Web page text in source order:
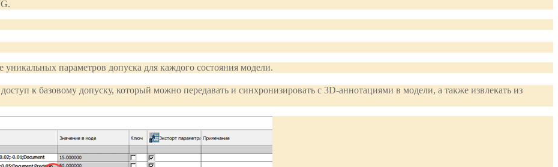
уникальных параметров допуска для каждого состояния модели.
к базовому допуску, который можно передавать и синхронизировать с 3D-аннотациями в модели, а также извлекать из